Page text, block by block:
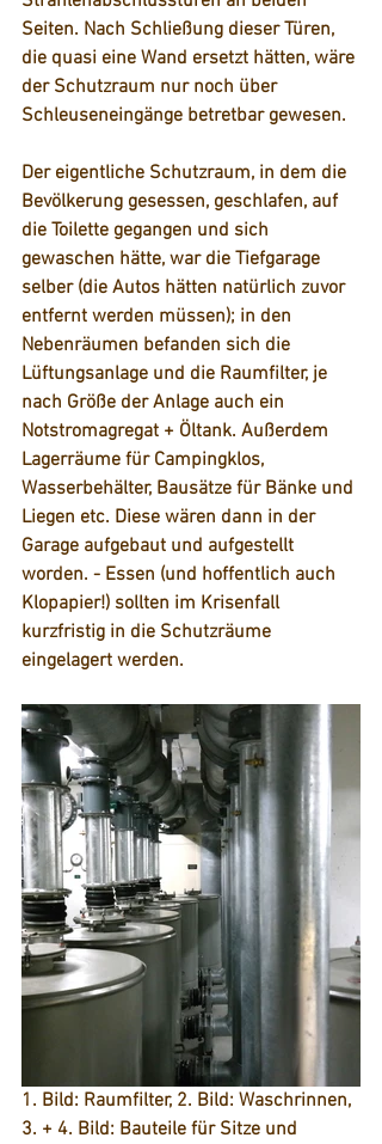
Seiten. Nach Schließung dieser Türen,
die quasi eine Wand ersetzt hätten, wäre
der Schutzraum nur noch über
Schleuseneingänge betretbar gewesen.
Der eigentliche Schutzraum, in dem die
Bevölkerung gesessen, geschlafen, auf
die Toilette gegangen und sich
gewaschen hätte, war die Tiefgarage
selber (die Autos hätten natürlich zuvor
entfernt werden müssen); in den
Nebenräumen befanden sich die
Lüftungsanlage und die Raumfilter, je
nach Größe der Anlage auch ein
Notstromagregat + Öltank. Außerdem
Lagerräume für Campingklos,
Wasserbehälter, Bausätze für Bänke und
Liegen etc. Diese wären dann in der
Garage aufgebaut und aufgestellt
worden. - Essen (und hoffentlich auch
Klopapier!) sollten im Krisenfall
kurzfristig in die Schutzräume
eingelagert werden.
1. Bild: Raumfilter, 2. Bild: Waschrinnen,
3. + 4. Bild: Bauteile für Sitze und